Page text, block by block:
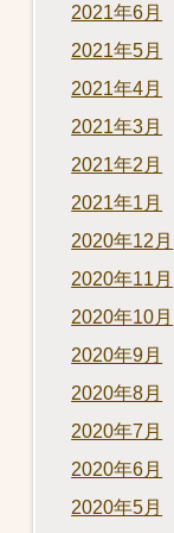
2021年6月
2021年5月
2021年4月
2021年3月
2021年2月
2021年1月
2020年12月
2020年11月
2020年10月
2020年9月
2020年8月
2020年7月
2020年6月
2020年5月